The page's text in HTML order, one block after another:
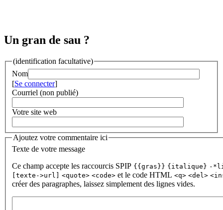
Un gran de sau ?
(identification facultative)
Nom
[Se connecter]
Courriel (non publié)
Votre site web
Ajoutez votre commentaire ici
Texte de votre message
Ce champ accepte les raccourcis SPIP {{gras}} {italique} -
[texte->url]
<quote> <code> et le code HTML <q> <del>
créer des paragraphes, laissez simplement des lignes vides.